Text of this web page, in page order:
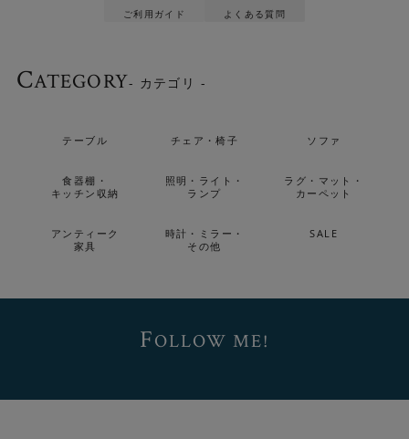
ご利用ガイド よくある質問
CATEGORY- カテゴリ -
テーブル チェア・椅子 ソファ
食器棚・
キッチン収納
照明・ライト・
ランプ
ラグ・マット・
カーペット
アンティーク
家具
時計・ミラー・
その他
SALE
FOLLOW ME!